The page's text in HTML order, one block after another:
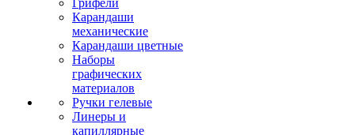
Грифели
Карандаши
механические
Карандаши цветные
Наборы
графических
материалов
Ручки гелевые
Линеры и
капиллярные